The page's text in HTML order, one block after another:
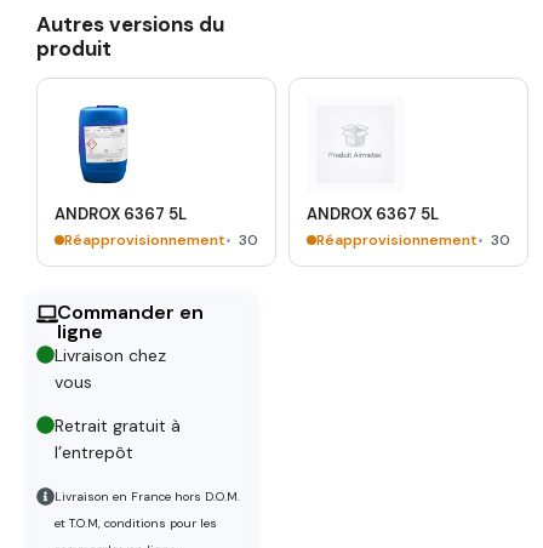
Autres versions du
produit
ANDROX 6367 5L
Réapprovisionnement 30
ANDROX 6367 5L
Réapprovisionnement 30
Commander en
ligne
Livraison chez
vous
Retrait gratuit à
l’entrepôt
Livraison en France hors D.O.M.
et T.O.M, conditions pour les